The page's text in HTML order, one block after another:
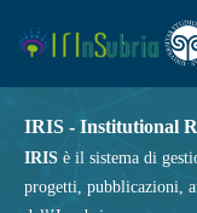
IRIS - Institutional
IRIS è il sistema di
progetti, pubblicazioni,